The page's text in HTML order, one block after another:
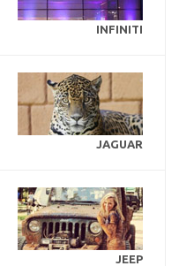
INFINITI
JAGUAR
JEEP